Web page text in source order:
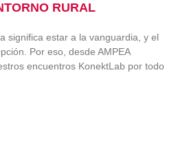
RURAL
significa estar a la vanguardia, y el
Por eso, desde AMPEA
encuentros KonektLab por todo